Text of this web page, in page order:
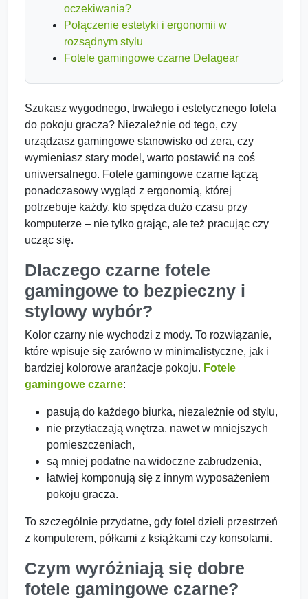
oczekiwania?
Połączenie estetyki i ergonomii w
rozsądnym stylu
Fotele gamingowe czarne Delagear
Szukasz wygodnego, trwałego i estetycznego fotela
do pokoju gracza? Niezależnie od tego, czy
urządzasz gamingowe stanowisko od zera, czy
wymieniasz stary model, warto postawić na coś
uniwersalnego. Fotele gamingowe czarne łączą
ponadczasowy wygląd z ergonomią, której
potrzebuje każdy, kto spędza dużo czasu przy
komputerze – nie tylko grając, ale też pracując czy
ucząc się.
Dlaczego czarne fotele
gamingowe to bezpieczny i
stylowy wybór?
Kolor czarny nie wychodzi z mody. To rozwiązanie,
które wpisuje się zarówno w minimalistyczne, jak i
bardziej kolorowe aranżacje pokoju. Fotele
gamingowe czarne:
pasują do każdego biurka, niezależnie od stylu,
nie przytłaczają wnętrza, nawet w mniejszych
pomieszczeniach,
są mniej podatne na widoczne zabrudzenia,
łatwiej komponują się z innym wyposażeniem
pokoju gracza.
To szczególnie przydatne, gdy fotel dzieli przestrzeń
z komputerem, półkami z książkami czy konsolami.
Czym wyróżniają się dobre
fotele gamingowe czarne?